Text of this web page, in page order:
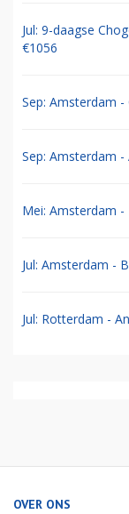
Jul: 9-daagse
€1056
Sep: Amsterdam -
Sep: Amsterdam -
Mei: Amsterdam
Jul: Amsterdam -
Jul: Rotterdam -
OVER ONS